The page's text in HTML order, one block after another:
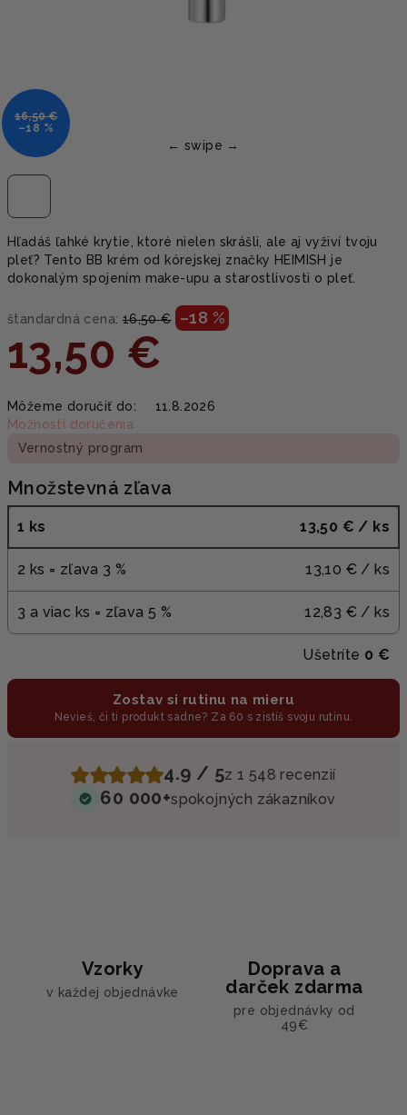
Hľadáš ľahké krytie, ktoré nielen skrášli, ale aj vyživí tvoju
pleť? Tento BB krém od kórejskej značky HEIMISH je
dokonalým spojením make-upu a starostlivosti o pleť.
štandardná cena: 16,50 € –18 %
13,50 €
cena:
Môžeme doručiť do:
11.8.2026
Možnosti doručenia
Vernostný program
Množstevná zľava
1 ks 13,50 € / ks
2 ks = zľava 3 % 13,10 € / ks
3 a viac ks = zľava 5 % 12,83 € / ks
Ušetríte 0 €
Zostav si rutinu na mieru
Nevieš, či ti produkt sadne? Za 60 s zistíš svoju rutinu.
4.9 / 5z 1 548 recenzií
60 000+spokojných zákazníkov
16,50 €
–18 %
Vzorky
v každej objednávke
Doprava a
darček zdarma
pre objednávky od
49€